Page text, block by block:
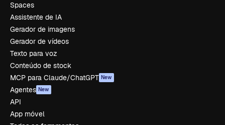
Spaces
Assistente de IA
Gerador de imagens
Gerador de vídeos
Texto para voz
Conteúdo de stock
MCP para Claude/ChatGPT New
Agentes New
API
App móvel